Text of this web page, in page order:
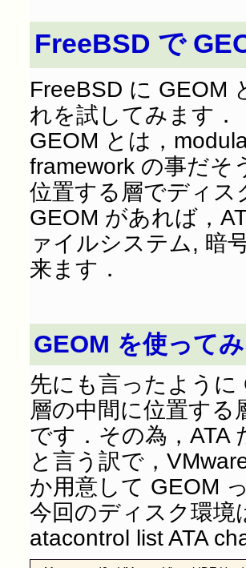
FreeBSD で
FreeBSD に GEOM
れを試してみます．
GEOM とは，
framework の事だそ
位置する層でディ
GEOM があれば，
ァイルシステム, 暗
来ます．
GEOM を使って
先にも言ったよう
層の中間に位置す
です．その為，ATA
と言う訳で，
か用意して GEOM
今回のディスク環境
atacontrol list ATA